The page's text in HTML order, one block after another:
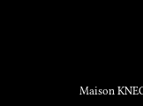
Maison